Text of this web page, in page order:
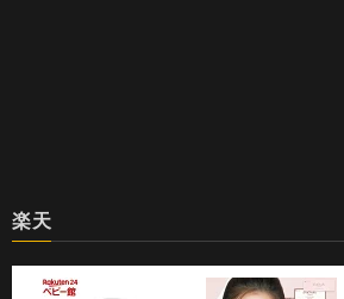
楽天